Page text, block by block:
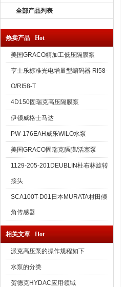
全部产品列表
热卖产品 Hot
美国GRACO精加工低压隔膜泵
亨士乐标准光电增量型编码器 RI58-
O/RI58-T
4D150固瑞克高压隔膜泵
伊顿威格士马达
PW-176EAH威乐WILO水泵
美国GRACO固瑞克膈膜/活塞泵
1129-205-201DEUBLIN杜布林旋转
接头
SCA100T-D01日本MURATA村田倾
角传感器
相关文章 Hot
派克高压泵的操作规程如下
水泵的分类
贺德克HYDAC应用领域